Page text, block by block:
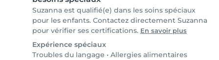
Suzanna est qualifié(e) dans les soins spéciaux
pour les enfants. Contactez directement Suzanna
pour vérifier ses certifications. En savoir plus
Expérience spéciaux
Troubles du langage • Allergies alimentaires